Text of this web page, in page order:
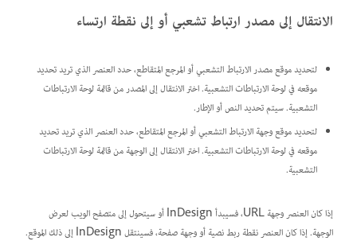
الانتقال إلى مصدر ارتباط تشعبي أو إلى نقطة ارتساء
لتحديد موقع مصدر الارتباط التشعبي أو المرجع المتقاطع، حدد العنصر الذي تريد تحديد
موقعه في لوحة الارتباطات التشعبية. اختر الانتقال إلى المصدر من قائمة لوحة الارتباطات
التشعبية. سيتم تحديد النص أو الإطار.
لتحديد موقع وجهة الارتباط التشعبي أو المرجع المتقاطع، حدد العنصر الذي تريد تحديد
موقعه في لوحة الارتباطات التشعبية. اختر الانتقال إلى الوجهة من قائمة لوحة الارتباطات
التشعبية.
إذا كان العنصر وجهة URL، فسيبدأ InDesign أو سيتحول إلى متصفح الويب لعرض
الوجهة. إذا كان العنصر نقطة ربط نصية أو وجهة صفحة، فسينتقل InDesign إلى ذلك الموقع.